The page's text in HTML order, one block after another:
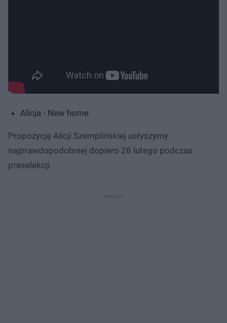
Alicja - New home
Propozycję Alicji Szemplińskiej usłyszymy
najprawdopodobniej dopiero 26 lutego podczas
preselekcji.